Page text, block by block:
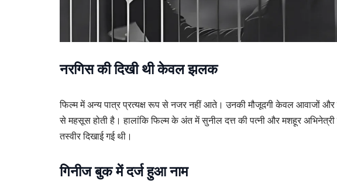
नरगिस की दिखी थी केवल झलक
फिल्म में अन्य पात्र प्रत्यक्ष रूप से नजर नहीं आते। उनकी मौजूदगी केवल आवाजों और
से महसूस होती है। हालांकि फिल्म के अंत में सुनील दत्त की पत्नी और मशहूर
तस्वीर दिखाई गई थी।
गिनीज बुक में दर्ज हुआ नाम